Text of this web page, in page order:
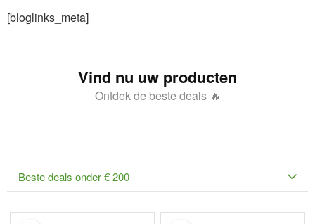
[bloglinks_meta]
Vind nu uw producten
Ontdek de beste deals 🔥
Beste deals onder € 200